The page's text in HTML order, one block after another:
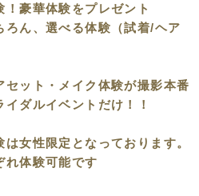
豪華体験をプレゼント
ろん、選べる体験（試着/ヘア
ット・メイク体験が撮影本番
ダルイベントだけ！！
女性限定となっております。
れ体験可能です